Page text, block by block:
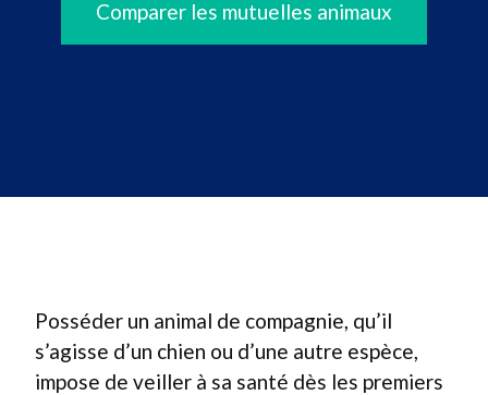
Comparer les mutuelles animaux
Posséder un animal de compagnie, qu’il
s’agisse d’un chien ou d’une autre espèce,
impose de veiller à sa santé dès les premiers